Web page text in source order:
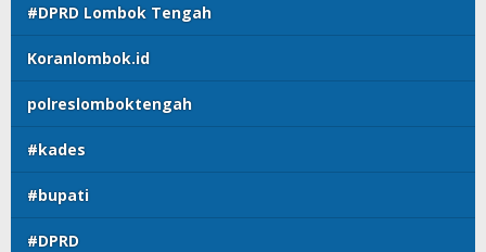
#DPRD Lombok Tengah
Koranlombok.id
polreslomboktengah
#kades
#bupati
#DPRD